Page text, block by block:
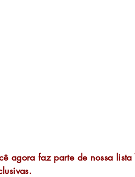
agora faz parte de nossa